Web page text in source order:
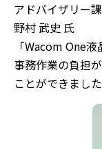
アドバイザリー
野村 武史 氏
「Wacom One
事務作業の負担
ことができました